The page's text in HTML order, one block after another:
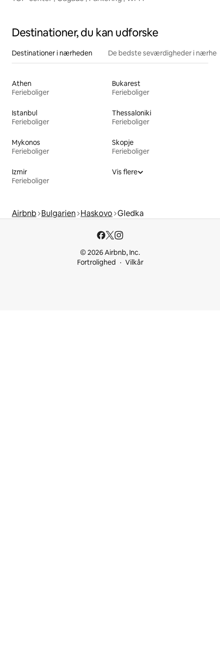
Destinationer, du kan udforske
Destinationer i nærheden De bedste seværdigheder i
Athen
Ferieboliger
Bukarest
Ferieboliger
Istanbul
Ferieboliger
Thessaloniki
Ferieboliger
Mykonos
Ferieboliger
Skopje
Ferieboliger
Izmir
Ferieboliger
Vis flere
Airbnb Bulgarien Haskovo Gledka
© 2026 Airbnb, Inc.
Fortrolighed
Vilkår